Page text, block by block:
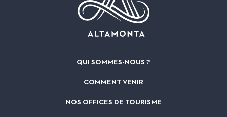
QUI SOMMES-NOUS ?
COMMENT VENIR
NOS OFFICES DE TOURISME